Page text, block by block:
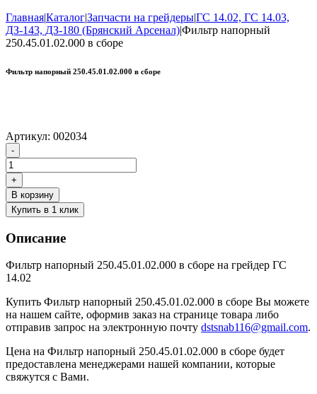
Главная|Каталог|Запчасти на грейдеры|ГС 14.02, ГС 14.03,
ДЗ-143, ДЗ-180 (Брянский Арсенал)|Фильтр напорный
250.45.01.02.000 в сборе
Фильтр напорный 250.45.01.02.000 в сборе
Артикул: 002034
Количество
товара
Фильтр
напорный
250.45.01.02.000
-
+
В корзину
Купить в 1 клик
Описание
Фильтр напорный 250.45.01.02.000 в сборе на грейдер ГС
14.02
Купить Фильтр напорный 250.45.01.02.000 в сборе Вы можете
на нашем сайте, оформив заказ на странице товара либо
отправив запрос на электронную почту dstsnab116@gmail.com.
Цена на Фильтр напорный 250.45.01.02.000 в сборе будет
предоставлена менеджерами нашей компании, которые
свяжутся с Вами.